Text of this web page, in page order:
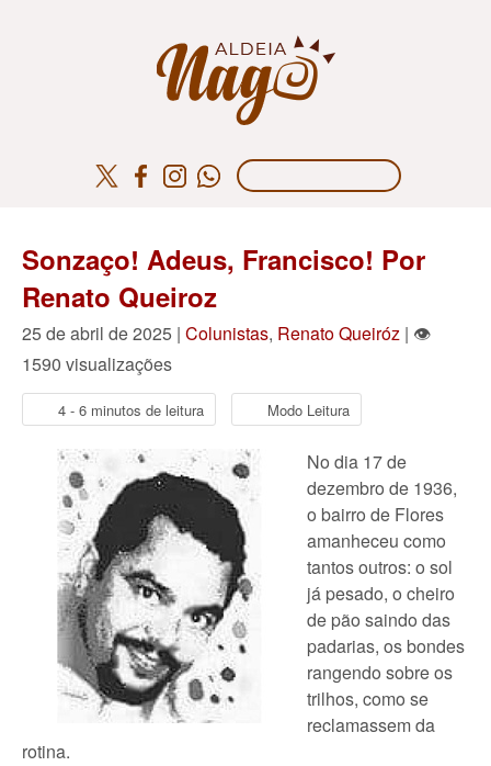
Sonzaço! Adeus, Francisco! Por
Renato Queiroz
25 de abril de 2025 | Colunistas, Renato Queiróz | 👁
1590 visualizações
4 - 6 minutos de leitura Modo Leitura
No dia 17 de
dezembro de 1936,
o bairro de Flores
amanheceu como
tantos outros: o sol
já pesado, o cheiro
de pão saindo das
padarias, os bondes
rangendo sobre os
trilhos, como se
reclamassem da
rotina.